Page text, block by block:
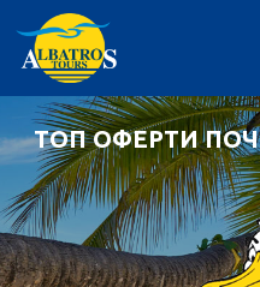
ДЕСТИНАЦИИ
АЛБАНИЯ
БЪЛГАРИЯ
ИЗПРАТИ
ТОП ОФЕРТИ